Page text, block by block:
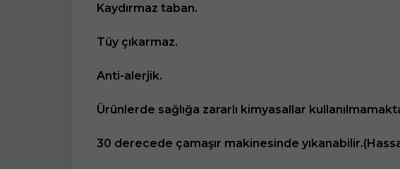
Kaydırmaz taban.
Tüy çıkarmaz.
Anti-alerjik.
Ürünlerde sağlığa zararlı kimyasallar
30 derecede çamaşır makinesinde